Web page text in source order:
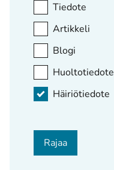
Tiedote
Artikkeli
Blogi
Huoltotiedote
Häiriötiedote
Rajaa